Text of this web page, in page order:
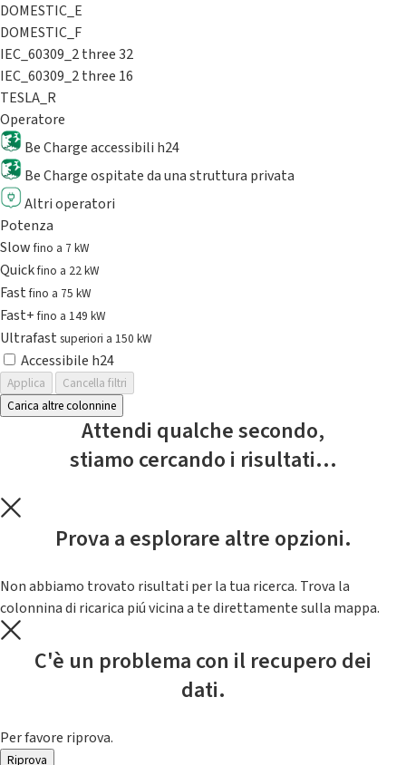
DOMESTIC_E
DOMESTIC_F
IEC_60309_2 three 32
IEC_60309_2 three 16
TESLA_R
Operatore
Be Charge accessibili h24
Be Charge ospitate da una struttura privata
Altri operatori
Potenza
Slowfino a 7 kW
Quickfino a 22 kW
Fastfino a 75 kW
Fast+fino a 149 kW
Ultrafast superiori a 150 kW
Accessibile h24
Applica
Cancella filtri
Carica altre colonnine
Attendi qualche secondo,
stiamo cercando i risultati...
Prova a esplorare altre opzioni.
Non abbiamo trovato risultati per la tua ricerca. Trova la
colonnina di ricarica piú vicina a te direttamente sulla mappa.
C'è un problema con il recupero dei
dati.
Per favore riprova.
Riprova